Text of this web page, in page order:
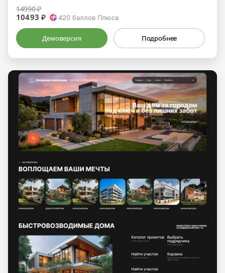
14990 ₽
10493 ₽ 420 баллов Плюса
Демоверсия Подробнее